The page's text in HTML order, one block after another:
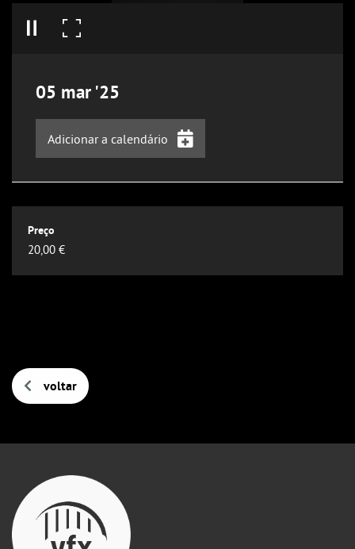
05 mar '25
Adicionar a calendário
Outlook
Outlook Online
Yahoo! Calendar
20,00 €
voltar